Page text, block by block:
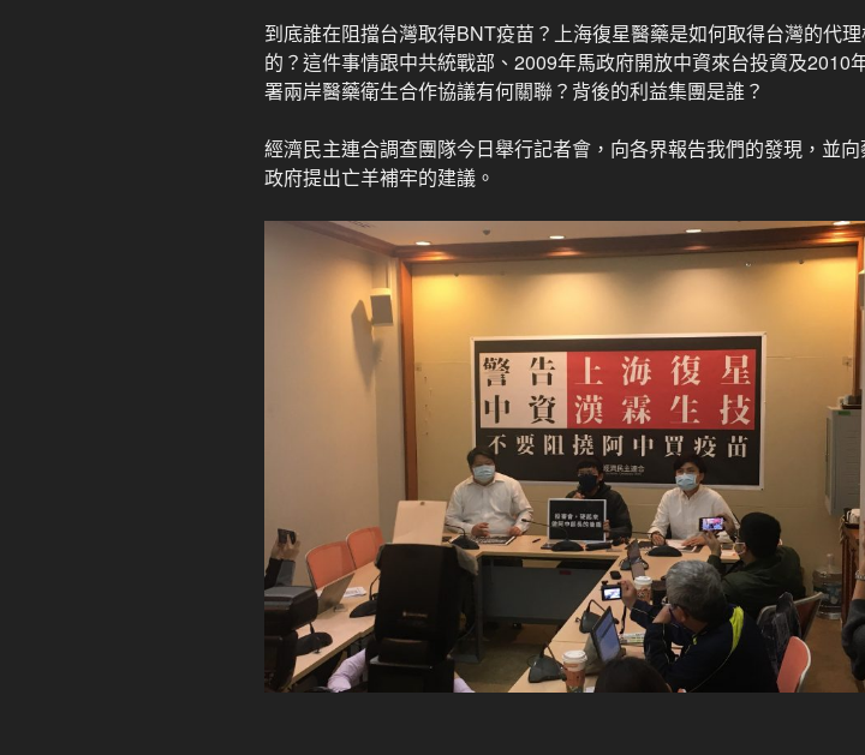
到底誰在阻擋台灣取得BNT疫苗？上海復星醫藥是如何取得台灣的代
的？這件事情跟中共統戰部、2009年馬政府開放中資來台投資及2010
署兩岸醫藥衛生合作協議有何關聯？背後的利益集團是誰？
經濟民主連合調查團隊今日舉行記者會，向各界報告我們的發現，並向
政府提出亡羊補牢的建議。